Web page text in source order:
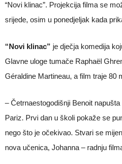
“Novi klinac”. Projekcija filma se
srijede, osim u ponedjeljak kada
“Novi klinac” je dječja komedija
Glavne uloge tumače Raphaël
Géraldine Martineau, a film traje 80
– Četrnaestogodišnji Benoit
Pariz. Prvi dan u školi pokaže se
nego što je očekivao. Stvari se
nova učenica, Johanna – radnju